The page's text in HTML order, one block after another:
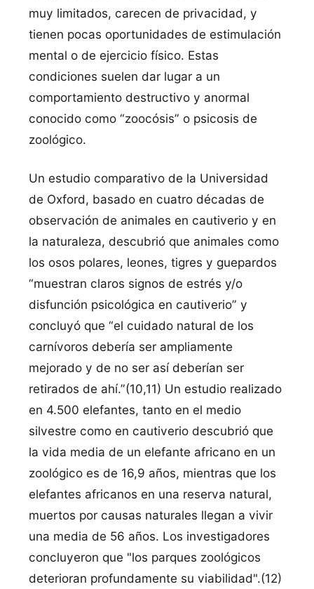
muy limitados, carecen de privacidad, y
tienen pocas oportunidades de estimulación
mental o de ejercicio físico. Estas
condiciones suelen dar lugar a un
comportamiento destructivo y anormal
conocido como “zoocósis” o psicosis de
zoológico.
Un estudio comparativo de la Universidad
de Oxford, basado en cuatro décadas de
observación de animales en cautiverio y en
la naturaleza, descubrió que animales como
los osos polares, leones, tigres y guepardos
“muestran claros signos de estrés y/o
disfunción psicológica en cautiverio” y
concluyó que “el cuidado natural de los
carnívoros debería ser ampliamente
mejorado y de no ser así deberían ser
retirados de ahí.”(10,11) Un estudio realizado
en 4.500 elefantes, tanto en el medio
silvestre como en cautiverio descubrió que
la vida media de un elefante africano en un
zoológico es de 16,9 años, mientras que los
elefantes africanos en una reserva natural,
muertos por causas naturales llegan a vivir
una media de 56 años. Los investigadores
concluyeron que "los parques zoológicos
deterioran profundamente su viabilidad".(12)